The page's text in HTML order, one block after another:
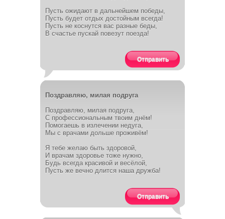
Пусть ожидают в дальнейшем победы,
Пусть будет отдых достойным всегда!
Пусть не коснутся вас разные беды,
В счастье пускай повезут поезда!
Отправить
Поздравляю, милая подруга
Поздравляю, милая подруга,
С профессиональным твоим днём!
Помогаешь в излечении недуга,
Мы с врачами дольше проживём!
Я тебе желаю быть здоровой,
И врачам здоровье тоже нужно,
Будь всегда красивой и весёлой,
Пусть же вечно длится наша дружба!
Отправить